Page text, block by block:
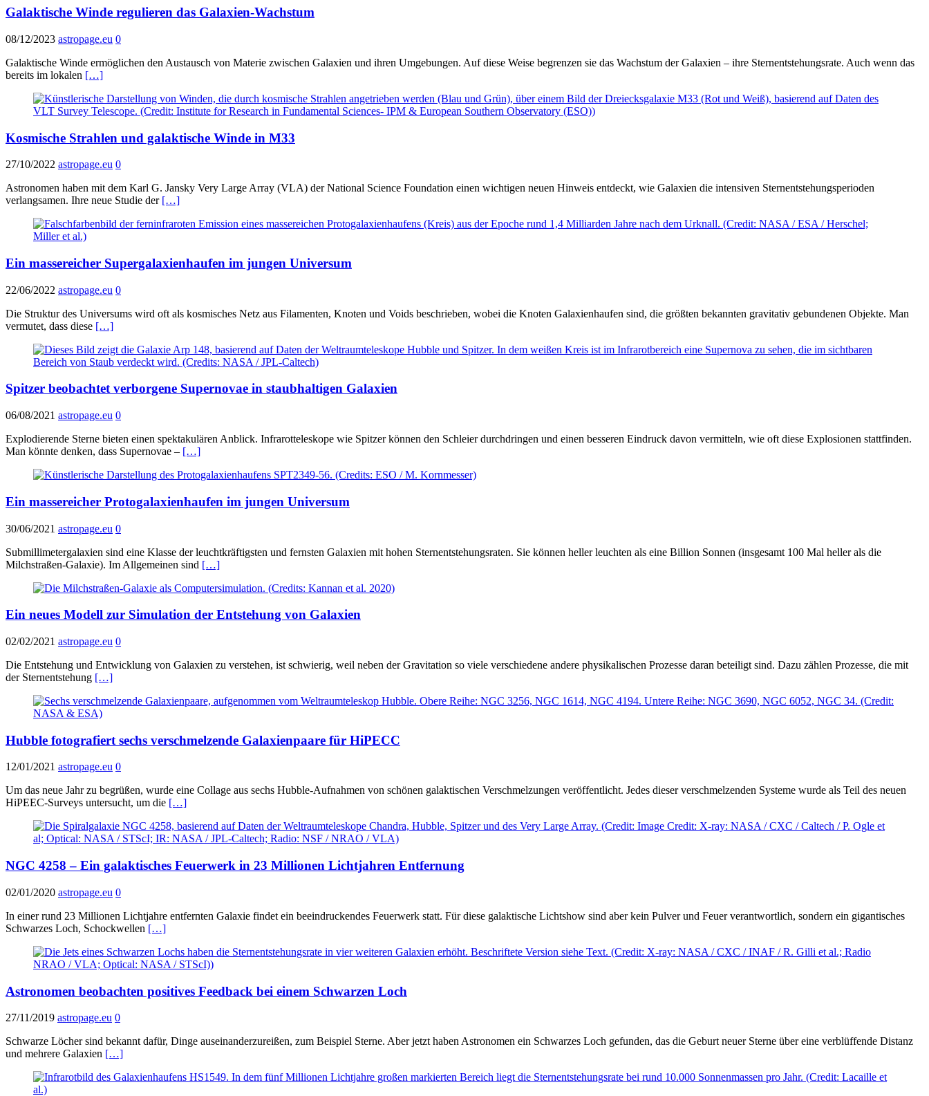
Galaktische Winde regulieren das Galaxien-Wachstum
08/12/2023 astropage.eu 0
Galaktische Winde ermöglichen den Austausch von Materie zwischen Galaxien und ihren Umgebungen. Auf diese Weise begrenzen sie das Wachstum der Galaxien – ihre Sternentstehungsrate. Auch wenn das
bereits im lokalen […]
Kosmische Strahlen und galaktische Winde in M33
27/10/2022 astropage.eu 0
Astronomen haben mit dem Karl G. Jansky Very Large Array (VLA) der National Science Foundation einen wichtigen neuen Hinweis entdeckt, wie Galaxien die intensiven Sternentstehungsperioden
verlangsamen. Ihre neue Studie der […]
Ein massereicher Supergalaxienhaufen im jungen Universum
22/06/2022 astropage.eu 0
Die Struktur des Universums wird oft als kosmisches Netz aus Filamenten, Knoten und Voids beschrieben, wobei die Knoten Galaxienhaufen sind, die größten bekannten gravitativ gebundenen Objekte. Man
vermutet, dass diese […]
Spitzer beobachtet verborgene Supernovae in staubhaltigen Galaxien
06/08/2021 astropage.eu 0
Explodierende Sterne bieten einen spektakulären Anblick. Infrarotteleskope wie Spitzer können den Schleier durchdringen und einen besseren Eindruck davon vermitteln, wie oft diese Explosionen stattfinden.
Man könnte denken, dass Supernovae – […]
Ein massereicher Protogalaxienhaufen im jungen Universum
30/06/2021 astropage.eu 0
Submillimetergalaxien sind eine Klasse der leuchtkräftigsten und fernsten Galaxien mit hohen Sternentstehungsraten. Sie können heller leuchten als eine Billion Sonnen (insgesamt 100 Mal heller als die
Milchstraßen-Galaxie). Im Allgemeinen sind […]
Ein neues Modell zur Simulation der Entstehung von Galaxien
02/02/2021 astropage.eu 0
Die Entstehung und Entwicklung von Galaxien zu verstehen, ist schwierig, weil neben der Gravitation so viele verschiedene andere physikalischen Prozesse daran beteiligt sind. Dazu zählen Prozesse, die mit
der Sternentstehung […]
Hubble fotografiert sechs verschmelzende Galaxienpaare für HiPECC
12/01/2021 astropage.eu 0
Um das neue Jahr zu begrüßen, wurde eine Collage aus sechs Hubble-Aufnahmen von schönen galaktischen Verschmelzungen veröffentlicht. Jedes dieser verschmelzenden Systeme wurde als Teil des neuen
HiPEEC-Surveys untersucht, um die […]
NGC 4258 – Ein galaktisches Feuerwerk in 23 Millionen Lichtjahren Entfernung
02/01/2020 astropage.eu 0
In einer rund 23 Millionen Lichtjahre entfernten Galaxie findet ein beeindruckendes Feuerwerk statt. Für diese galaktische Lichtshow sind aber kein Pulver und Feuer verantwortlich, sondern ein gigantisches
Schwarzes Loch, Schockwellen […]
Astronomen beobachten positives Feedback bei einem Schwarzen Loch
27/11/2019 astropage.eu 0
Schwarze Löcher sind bekannt dafür, Dinge auseinanderzureißen, zum Beispiel Sterne. Aber jetzt haben Astronomen ein Schwarzes Loch gefunden, das die Geburt neuer Sterne über eine verblüffende Distanz
und mehrere Galaxien […]